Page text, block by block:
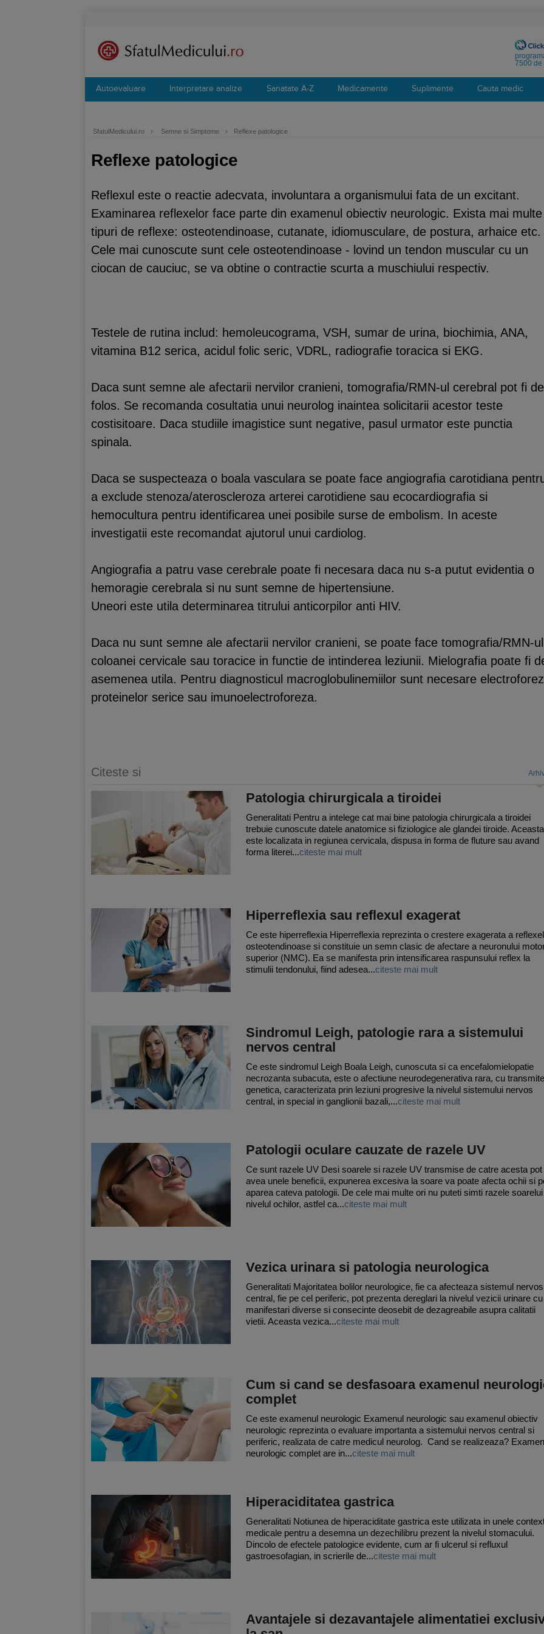
7500 de
Autoevaluare Interpretare analize Sanatate A-Z Medicamente Suplimente Cauta medic
SfatulMedicului.ro › Semne si Simptome › Reflexe patologice
Reflexe patologice
Reflexul este o reactie adecvata, involuntara a organismului fata de un excitant.
Examinarea reflexelor face parte din examenul obiectiv neurologic. Exista mai multe
tipuri de reflexe: osteotendinoase, cutanate, idiomusculare, de postura, arhaice etc.
Cele mai cunoscute sunt cele osteotendinoase - lovind un tendon muscular cu un
ciocan de cauciuc, se va obtine o contractie scurta a muschiului respectiv.
Testele de rutina includ: hemoleucograma, VSH, sumar de urina, biochimia, ANA,
vitamina B12 serica, acidul folic seric, VDRL, radiografie toracica si EKG.
Daca sunt semne ale afectarii nervilor cranieni, tomografia/RMN-ul cerebral pot fi de
folos. Se recomanda cosultatia unui neurolog inaintea solicitarii acestor teste
costisitoare. Daca studiile imagistice sunt negative, pasul urmator este punctia
spinala.
Daca se suspecteaza o boala vasculara se poate face angiografia carotidiana
a exclude stenoza/ateroscleroza arterei carotidiene sau ecocardiografia si
hemocultura pentru identificarea unei posibile surse de embolism. In aceste
investigatii este recomandat ajutorul unui cardiolog.
Angiografia a patru vase cerebrale poate fi necesara daca nu s-a putut evidentia o
hemoragie cerebrala si nu sunt semne de hipertensiune.
Uneori este utila determinarea titrului anticorpilor anti HIV.
Daca nu sunt semne ale afectarii nervilor cranieni, se poate face tomografia/RMN-ul
coloanei cervicale sau toracice in functie de intinderea leziunii. Mielografia poate fi
asemenea utila. Pentru diagnosticul macroglobulinemiilor sunt necesare
proteinelor serice sau imunoelectroforeza.
Citeste si
Patologia chirurgicala a tiroidei
Generalitati Pentru a intelege cat mai bine patologia chirurgicala a tiroidei
trebuie cunoscute datele anatomice si fiziologice ale glandei tiroide. Aceasta
este localizata in regiunea cervicala, dispusa in forma de fluture sau avand
forma literei...citeste mai mult
Hiperreflexia sau reflexul exagerat
Ce este hiperreflexia Hiperreflexia reprezinta o crestere exagerata a
osteotendinoase si constituie un semn clasic de afectare a neuronului
superior (NMC). Ea se manifesta prin intensificarea raspunsului reflex la
stimulii tendonului, fiind adesea...citeste mai mult
Sindromul Leigh, patologie rara a sistemului
nervos central
Ce este sindromul Leigh Boala Leigh, cunoscuta si ca encefalomielopatie
necrozanta subacuta, este o afectiune neurodegenerativa rara, cu
genetica, caracterizata prin leziuni progresive la nivelul sistemului nervos
central, in special in ganglionii bazali,...citeste mai mult
Patologii oculare cauzate de razele UV
Ce sunt razele UV Desi soarele si razele UV transmise de catre acesta pot
avea unele beneficii, expunerea excesiva la soare va poate afecta ochii si
aparea cateva patologii. De cele mai multe ori nu puteti simti razele
nivelul ochilor, astfel ca...citeste mai mult
Vezica urinara si patologia neurologica
Generalitati Majoritatea bolilor neurologice, fie ca afecteaza sistemul nervos
central, fie pe cel periferic, pot prezenta dereglari la nivelul vezicii urinare cu
manifestari diverse si consecinte deosebit de dezagreabile asupra calitatii
vietii. Aceasta vezica...citeste mai mult
Cum si cand se desfasoara examenul
complet
Ce este examenul neurologic Examenul neurologic sau examenul obiectiv
neurologic reprezinta o evaluare importanta a sistemului nervos central si
periferic, realizata de catre medicul neurolog. Cand se realizeaza?
neurologic complet are in...citeste mai mult
Hiperaciditatea gastrica
Generalitati Notiunea de hiperaciditate gastrica este utilizata in unele
medicale pentru a desemna un dezechilibru prezent la nivelul stomacului.
Dincolo de efectele patologice evidente, cum ar fi ulcerul si refluxul
gastroesofagian, in scrierile de...citeste mai mult
Avantajele si dezavantajele alimentatiei